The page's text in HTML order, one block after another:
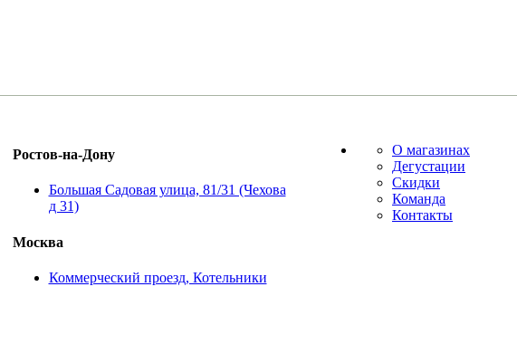
Ростов-на-Дону
Большая Садовая улица, 81/31 (Чехова
д 31)
Москва
Коммерческий проезд, Котельники
О магазинах
Дегустации
Скидки
Команда
Контакты